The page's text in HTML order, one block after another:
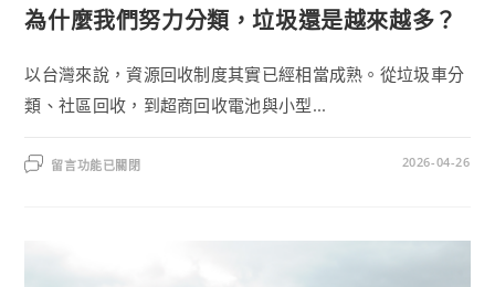
為什麼我們努力分類，垃圾還是越來越多？
以台灣來說，資源回收制度其實已經相當成熟。從垃圾車分
類、社區回收，到超商回收電池與小型...
留言功能已關閉 2026-04-26